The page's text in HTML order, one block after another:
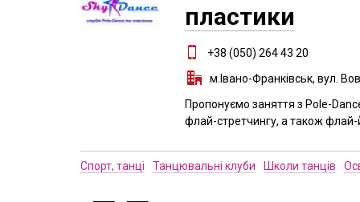
пластики
+38 (050) 264 43 20
м.Івано-Франківськ, вул.
Пропонуємо заняття з Pole-
флай-стретчингу, а також флай-
Спорт, танці Танцювальні клуби Школи танців